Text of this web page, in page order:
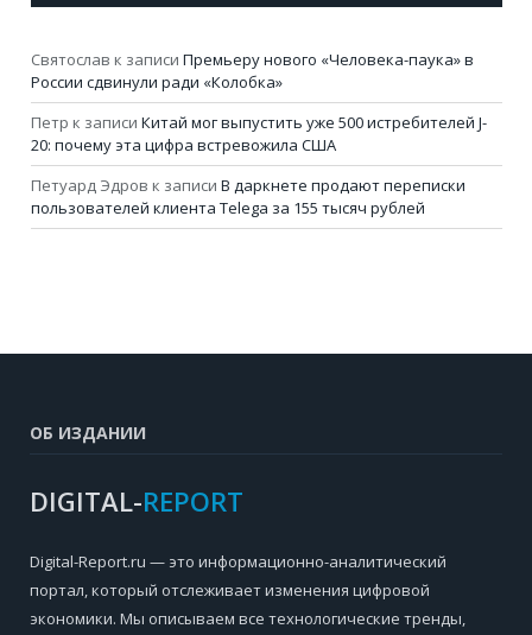
Святослав к записи Премьеру нового «Человека-паука» в
России сдвинули ради «Колобка»
Петр к записи Китай мог выпустить уже 500 истребителей J-
20: почему эта цифра встревожила США
Петуард Эдров к записи В даркнете продают переписки
пользователей клиента Telega за 155 тысяч рублей
ОБ ИЗДАНИИ
DIGITAL-REPORT
Digital-Report.ru — это информационно-аналитический
портал, который отслеживает изменения цифровой
экономики. Мы описываем все технологические тренды,